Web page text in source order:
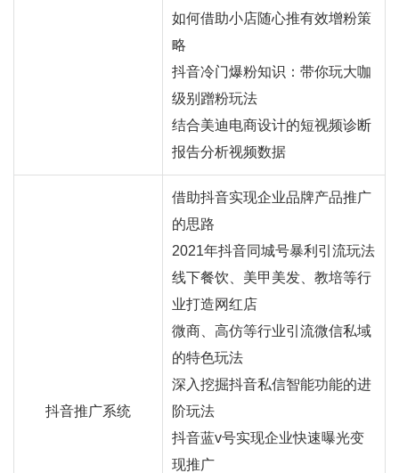
如何借助小店随心推有效增粉策
略
抖音冷门爆粉知识：带你玩大咖
级别蹭粉玩法
结合美迪电商设计的短视频诊断
报告分析视频数据
抖音推广系统
借助抖音实现企业品牌产品推广
的思路
2021年抖音同城号暴利引流玩法
线下餐饮、美甲美发、教培等行
业打造网红店
微商、高仿等行业引流微信私域
的特色玩法
深入挖掘抖音私信智能功能的进
阶玩法
抖音蓝v号实现企业快速曝光变
现推广